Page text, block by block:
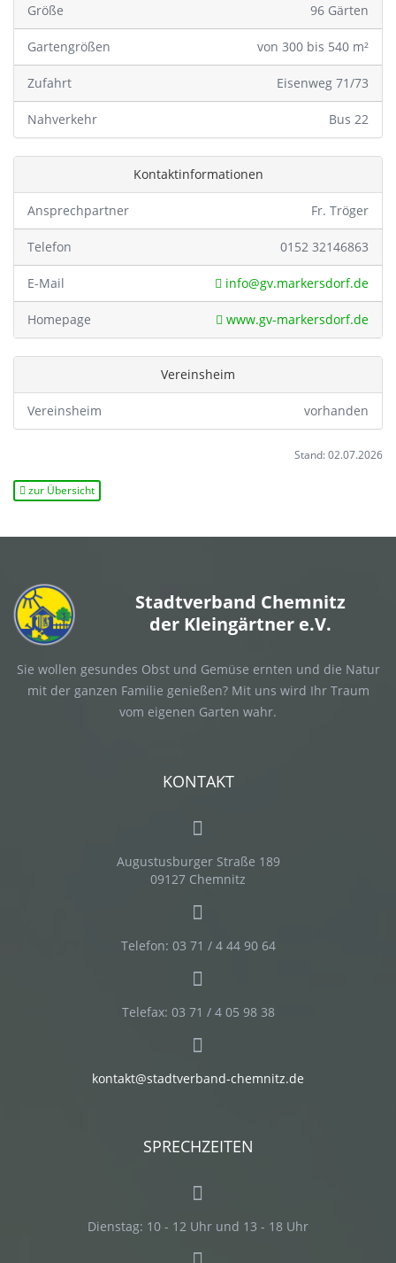
Größe 96 Gärten
Gartengrößen von 300 bis 540 m²
Zufahrt Eisenweg 71/73
Nahverkehr Bus 22
Kontaktinformationen
Ansprechpartner Fr. Tröger
Telefon 0152 32146863
E-Mail info@gv.markersdorf.de
Homepage www.gv-markersdorf.de
Vereinsheim
Vereinsheim vorhanden
Stand: 02.07.2026
zur Übersicht
Stadtverband Chemnitz
der Kleingärtner e.V.
Sie wollen gesundes Obst und Gemüse ernten und die Natur
mit der ganzen Familie genießen? Mit uns wird Ihr Traum
vom eigenen Garten wahr.
KONTAKT
Augustusburger Straße 189
09127 Chemnitz
Telefon: 03 71 / 4 44 90 64
Telefax: 03 71 / 4 05 98 38
kontakt@stadtverband-chemnitz.de
SPRECHZEITEN
Dienstag: 10 - 12 Uhr und 13 - 18 Uhr